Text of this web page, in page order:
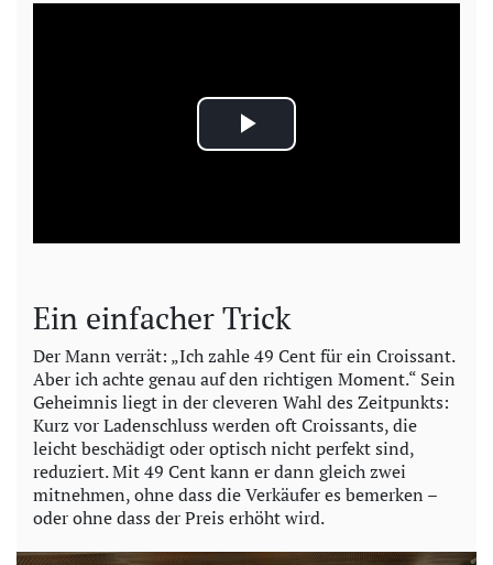
P
a
V
i
d
e
o
Ein einfacher Trick
Der Mann verrät: „Ich zahle 49 Cent für ein Croissant.
Aber ich achte genau auf den richtigen Moment.“ Sein
Geheimnis liegt in der cleveren Wahl des Zeitpunkts:
Kurz vor Ladenschluss werden oft Croissants, die
leicht beschädigt oder optisch nicht perfekt sind,
reduziert. Mit 49 Cent kann er dann gleich zwei
mitnehmen, ohne dass die Verkäufer es bemerken –
oder ohne dass der Preis erhöht wird.